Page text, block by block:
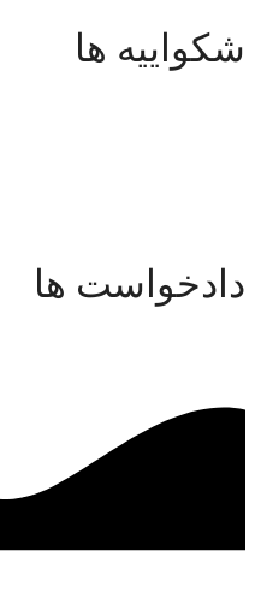
شکواییه ها
دادخواست ها